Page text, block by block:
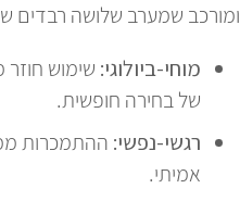
ומורכב שמערב שלושה רבדים
מוחי-ביולוגי: שימוש
של בחירה חופשית.
רגשי-נפשי: ההתמכרות
אמיתי.